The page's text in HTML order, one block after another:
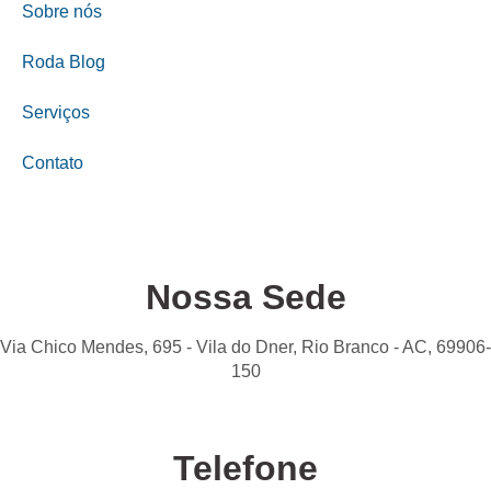
Sobre nós
Roda Blog
Serviços
Contato
Nossa Sede
Via Chico Mendes, 695 - Vila do Dner, Rio Branco - AC, 69906-
150
Telefone